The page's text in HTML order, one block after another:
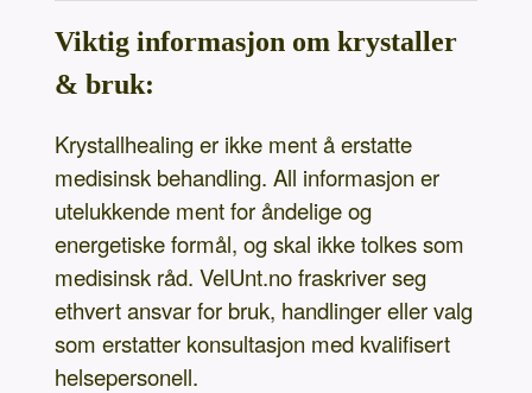
Viktig informasjon om krystaller
& bruk:
Krystallhealing er ikke ment å erstatte
medisinsk behandling. All informasjon er
utelukkende ment for åndelige og
energetiske formål, og skal ikke tolkes som
medisinsk råd. VelUnt.no fraskriver seg
ethvert ansvar for bruk, handlinger eller valg
som erstatter konsultasjon med kvalifisert
helsepersonell.